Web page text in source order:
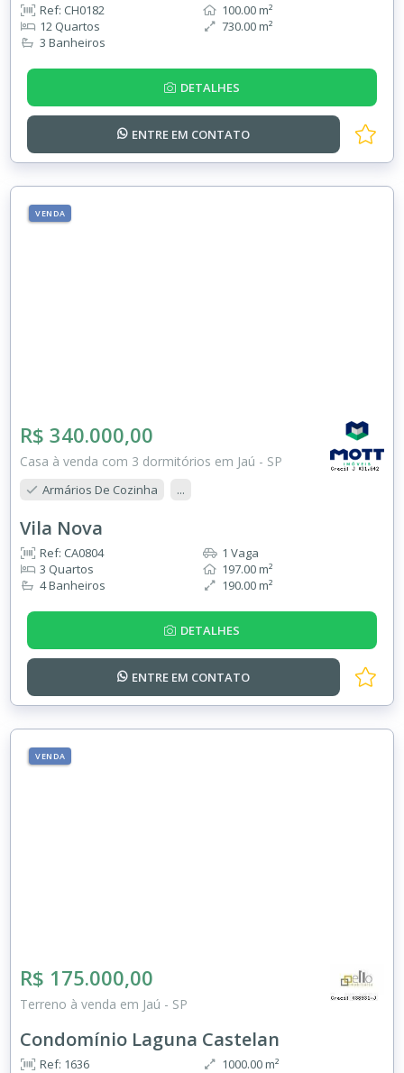
Ref: CH0182
12 Quartos
3 Banheiros
100.00 m²
730.00 m²
DETALHES
ENTRE EM CONTATO
VENDA
R$ 340.000,00
Casa à venda com 3 dormitórios em Jaú - SP
Armários De Cozinha ...
Vila Nova
Ref: CA0804
3 Quartos
4 Banheiros
1 Vaga
197.00 m²
190.00 m²
DETALHES
ENTRE EM CONTATO
VENDA
R$ 175.000,00
Terreno à venda em Jaú - SP
Condomínio Laguna Castelan
Ref: 1636 1000.00 m²